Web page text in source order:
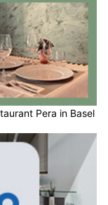
Pera in Basel